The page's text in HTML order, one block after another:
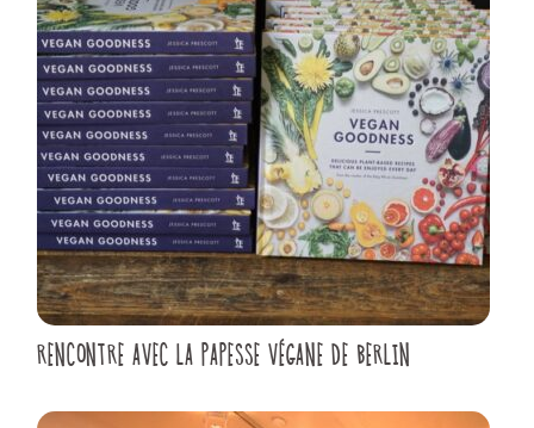
RENCONTRE AVEC LA PAPESSE VÉGANE DE BERLIN